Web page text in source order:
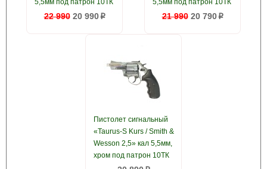
5,5мм под патрон 10ТК
22 990 20 990p
5,5мм под патрон 10ТК
21 990 20 790p
Пистолет сигнальный
«Taurus-S Kurs / Smith &
Wesson 2,5» кал 5,5мм,
хром под патрон 10ТК